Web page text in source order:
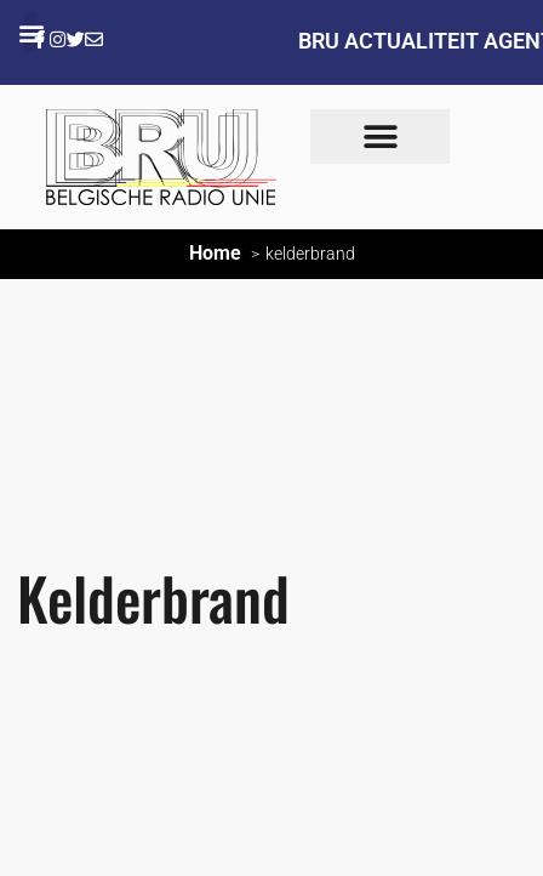
BRU ACTUALITEIT
Home kelderbrand
Kelderbrand